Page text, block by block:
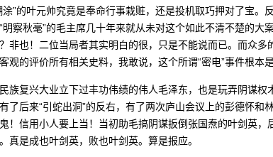
涂”的叶元帅究竟是奉命行事栽赃，还是投机取巧押对了宝。
察秋毫”的毛主席几十年来就从未对这个如此不清不楚的大
非也！二位当局者其实明白的很，只是不能说而已。而众多
观的评价所有相关史料，我敢说，这个所谓“密电”事件根本
族复兴大业立下过丰功伟绩的伟人毛泽东，也是玩弄阴谋权
了后来“引蛇出洞”的反右，有了两次庐山会议上的彭德怀和
！信用小人要上当！当初助毛搞阴谋扳倒张国焘的叶剑英，
真是成也叶剑英，败也叶剑英。算是报应。